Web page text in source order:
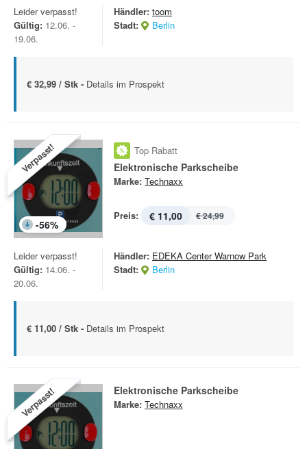
Leider verpasst!
Gültig: 12.06. -
19.06.
Händler: toom
Stadt:
Berlin
€ 32,99 / Stk - Details im Prospekt
Verpasst!
-56%
Top Rabatt
Elektronische Parkscheibe
Marke: Technaxx
Preis: € 11,00 € 24,99
Leider verpasst!
Gültig: 14.06. -
20.06.
Händler: EDEKA Center Warnow Park
Stadt:
Berlin
€ 11,00 / Stk - Details im Prospekt
Verpasst! Elektronische Parkscheibe
Marke: Technaxx